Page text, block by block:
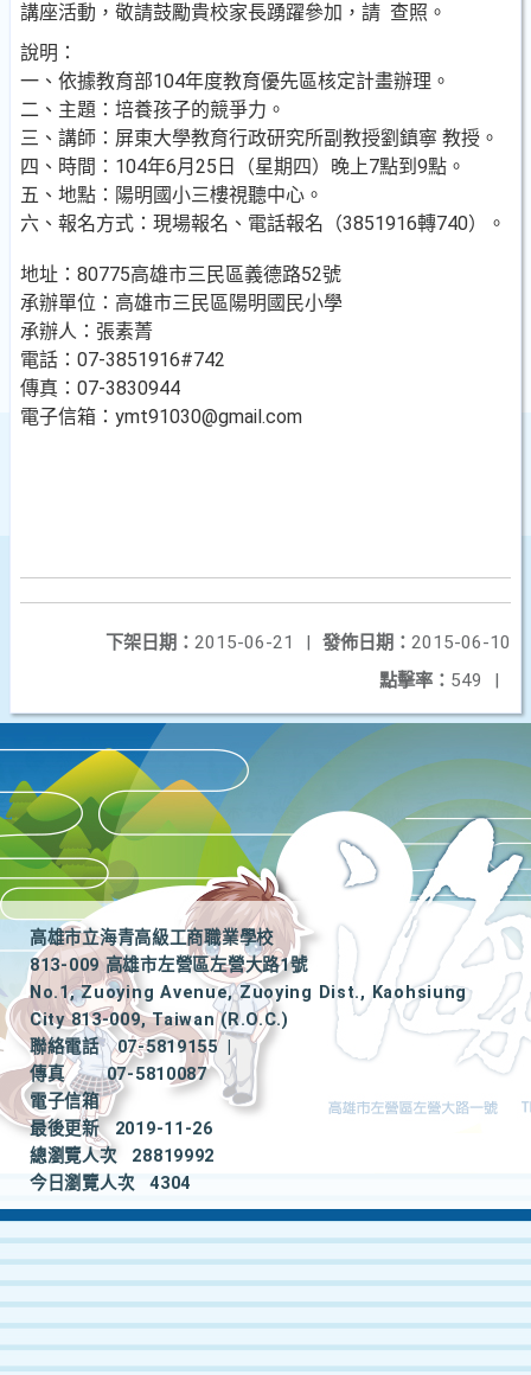
講座活動，敬請鼓勵貴校家長踴躍參加，請 查照。
說明：
一、依據教育部104年度教育優先區核定計畫辦理。
二、主題：培養孩子的競爭力。
三、講師：屏東大學教育行政研究所副教授劉鎮寧 教授。
四、時間：104年6月25日（星期四）晚上7點到9點。
五、地點：陽明國小三樓視聽中心。
六、報名方式：現場報名、電話報名（3851916轉740）。
地址：80775高雄市三民區義德路52號
承辦單位：高雄市三民區陽明國民小學
承辦人：張素菁
電話：07-3851916#742
傳真：07-3830944
電子信箱：ymt91030@gmail.com
發佈日期： 2015-06-10
下架日期： 2015-06-21
|
點擊率： 549 |
高雄市立海青高級工商職業學校
813-009 高雄市左營區左營大路1號
No.1, Zuoying Avenue, Zuoying Dist., Kaohsiung
City 813-009, Taiwan (R.O.C.)
聯絡電話
07-5819155
|
傳真
07-5810087
電子信箱
最後更新
2019-11-26
總瀏覽人次
28819992
今日瀏覽人次
4304